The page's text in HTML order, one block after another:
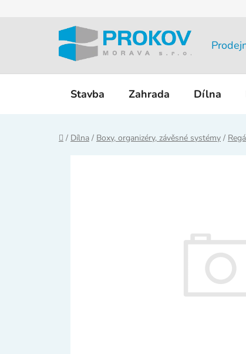
Stavba Zahrada Dílna
Domů
/ Dílna / Boxy, organizéry, závěsné systémy /